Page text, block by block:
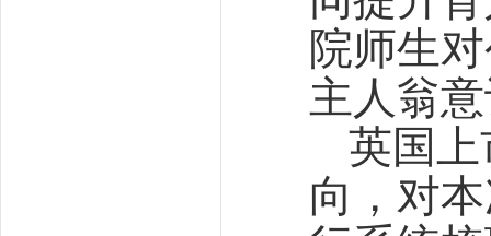
院师生
主人翁
英国
向，对